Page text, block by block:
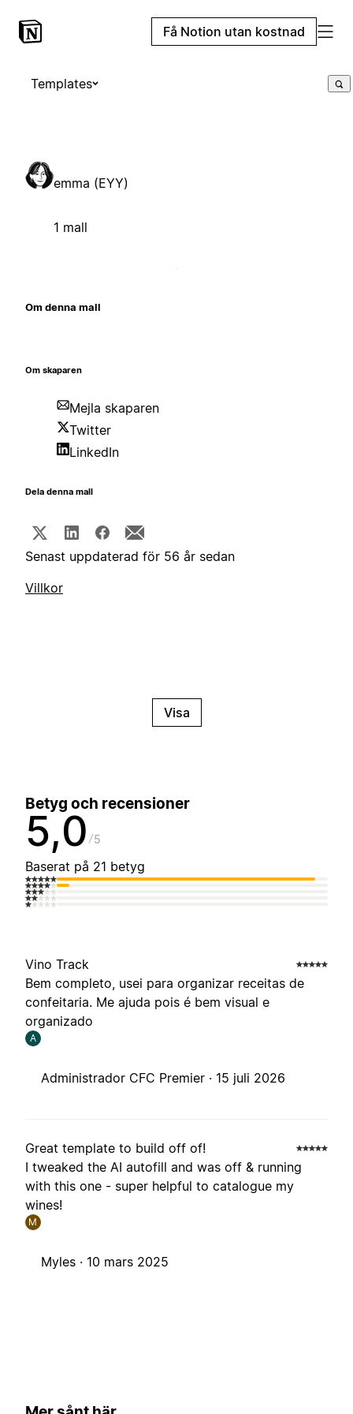
Få Notion utan kostnad
Templates
emma (EYY)
1 mall
Om denna mall
Om skaparen
Mejla skaparen
Twitter
LinkedIn
Dela denna mall
Senast uppdaterad för 56 år sedan
Villkor
Visa
Betyg och recensioner
5,0 5
Baserat på 21 betyg
Vino Track
Bem completo, usei para organizar receitas de
confeitaria. Me ajuda pois é bem visual e
organizado
A
Administrador CFC Premier · 15 juli 2026
Great template to build off of!
I tweaked the AI autofill and was off & running
with this one - super helpful to catalogue my
wines!
M
Myles · 10 mars 2025